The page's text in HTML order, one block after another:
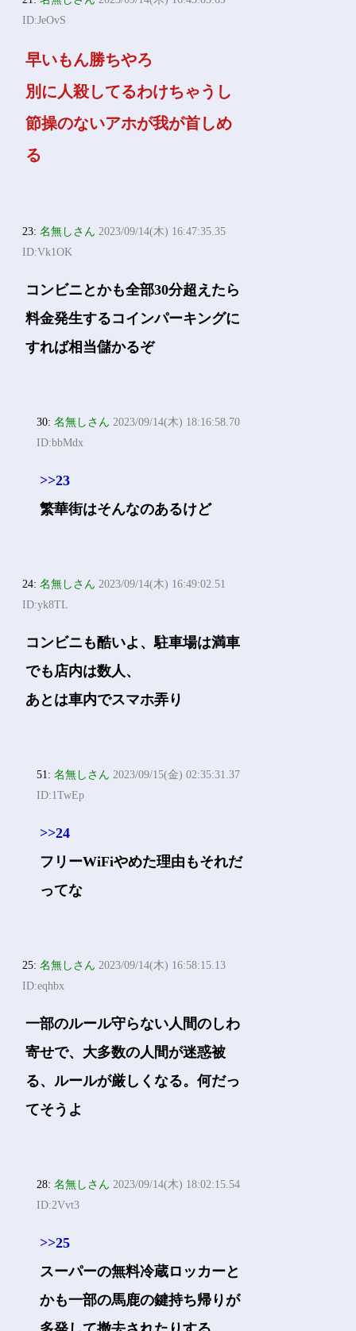
ID:JeOvS
早いもん勝ちやろ
別に人殺してるわけちゃうし
節操のないアホが我が首しめ
る
23:名無しさん 2023/09/14(木) 16:47:35.35
ID:Vk1OK
コンビニとかも全部30分超えたら
料金発生するコインパーキングに
すれば相当儲かるぞ
30:名無しさん 2023/09/14(木) 18:16:58.70
ID:bbMdx
>>23
繁華街はそんなのあるけど
24:名無しさん 2023/09/14(木) 16:49:02.51
ID:yk8TL
コンビニも酷いよ、駐車場は満車
でも店内は数人、
あとは車内でスマホ弄り
51:名無しさん 2023/09/15(金) 02:35:31.37
ID:1TwEp
>>24
フリーWiFiやめた理由もそれだ
ってな
25:名無しさん 2023/09/14(木) 16:58:15.13
ID:eqhbx
一部のルール守らない人間のしわ
寄せで、大多数の人間が迷惑被
る、ルールが厳しくなる。何だっ
てそうよ
28:名無しさん 2023/09/14(木) 18:02:15.54
ID:2Vvt3
>>25
スーパーの無料冷蔵ロッカーと
かも一部の馬鹿の鍵持ち帰りが